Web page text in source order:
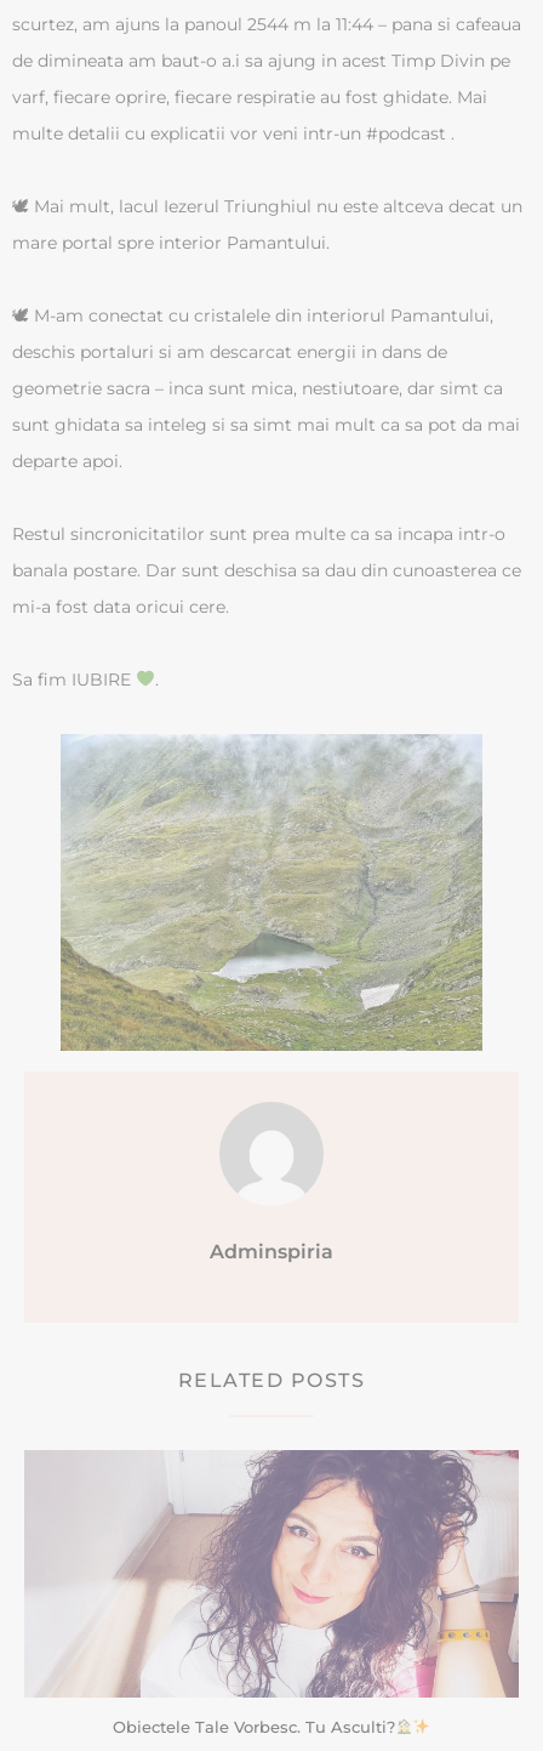
scurtez, am ajuns la panoul 2544 m la 11:44 – pana si cafeaua
de dimineata am baut-o a.i sa ajung in acest Timp Divin pe
varf, fiecare oprire, fiecare respiratie au fost ghidate. Mai
multe detalii cu explicatii vor veni intr-un #podcast .
🕊 Mai mult, lacul Iezerul Triunghiul nu este altceva decat un
mare portal spre interior Pamantului.
🕊 M-am conectat cu cristalele din interiorul Pamantului,
deschis portaluri si am descarcat energii in dans de
geometrie sacra – inca sunt mica, nestiutoare, dar simt ca
sunt ghidata sa inteleg si sa simt mai mult ca sa pot da mai
departe apoi.
Restul sincronicitatilor sunt prea multe ca sa incapa intr-o
banala postare. Dar sunt deschisa sa dau din cunoasterea ce
mi-a fost data oricui cere.
Sa fim IUBIRE .
Adminspiria
RELATED POSTS
Obiectele Tale Vorbesc. Tu Asculti?